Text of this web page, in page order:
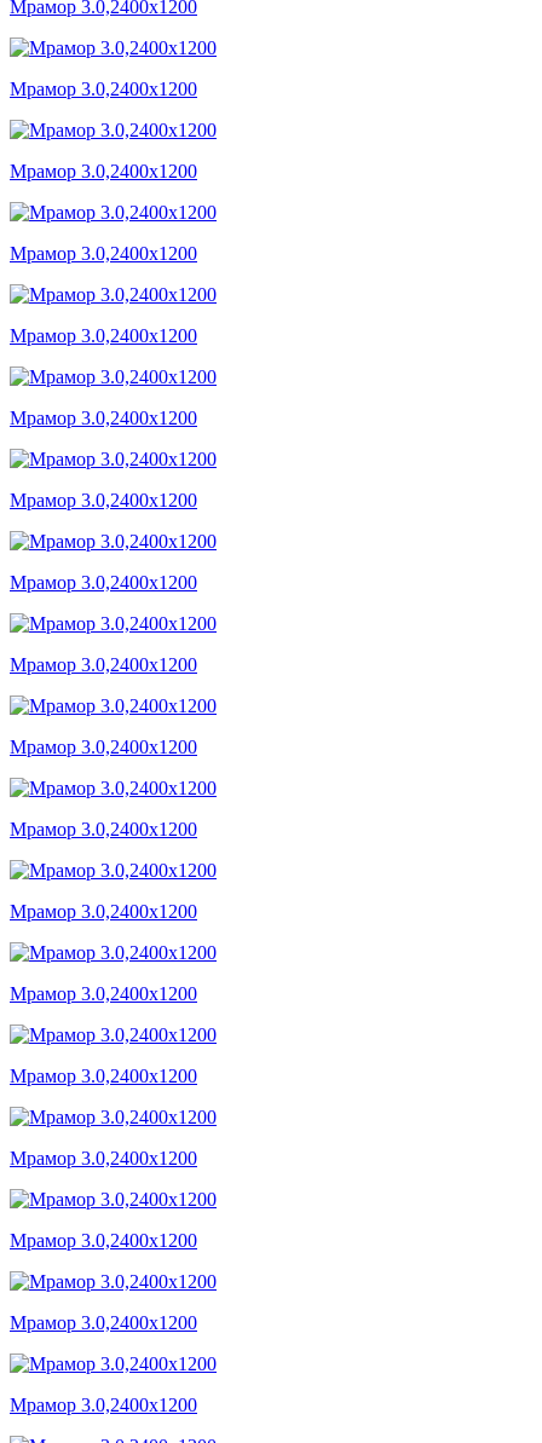
Мрамор 3.0,2400x1200
Мрамор 3.0,2400x1200
Мрамор 3.0,2400x1200
Мрамор 3.0,2400x1200
Мрамор 3.0,2400x1200
Мрамор 3.0,2400x1200
Мрамор 3.0,2400x1200
Мрамор 3.0,2400x1200
Мрамор 3.0,2400x1200
Мрамор 3.0,2400x1200
Мрамор 3.0,2400x1200
Мрамор 3.0,2400x1200
Мрамор 3.0,2400x1200
Мрамор 3.0,2400x1200
Мрамор 3.0,2400x1200
Мрамор 3.0,2400x1200
Мрамор 3.0,2400x1200
Мрамор 3.0,2400x1200